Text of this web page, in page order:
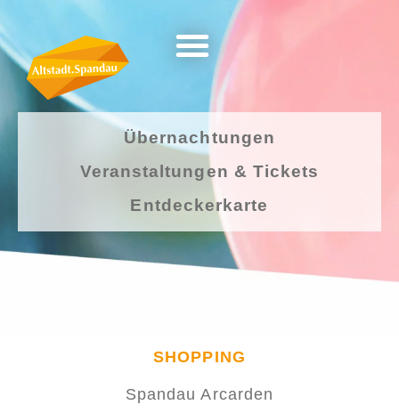
Übernachtungen
Veranstaltungen & Tickets
Entdeckerkarte
SHOPPING
Spandau Arcarden